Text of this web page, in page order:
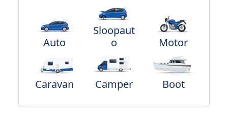
Auto
Sloopaut
o
Motor
Caravan Camper Boot